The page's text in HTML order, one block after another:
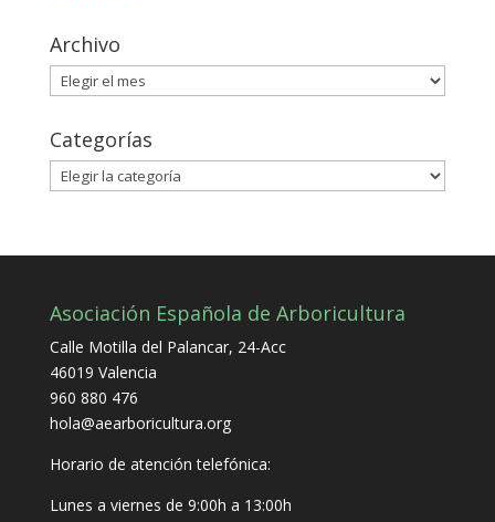
Archivo
Archivo
Categorías
Categorías
Asociación Española de Arboricultura
Calle Motilla del Palancar, 24-Acc
46019 Valencia
960 880 476
hola@aearboricultura.org
Horario de atención telefónica:
Lunes a viernes de 9:00h a 13:00h